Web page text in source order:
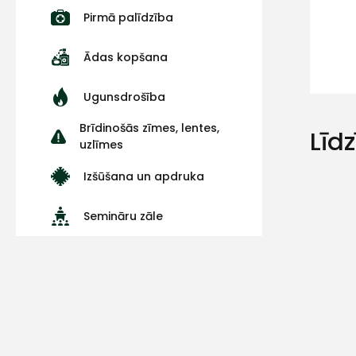
Pirmā palīdzība
Ādas kopšana
Ugunsdrošība
Brīdinošās zīmes, lentes,
uzlīmes
Izšūšana un apdruka
Semināru zāle